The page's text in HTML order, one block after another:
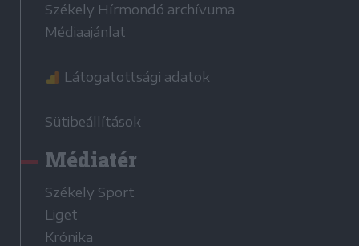
Székely Hírmondó archívuma
Médiaajánlat
Látogatottsági adatok
Sütibeállítások
Médiatér
Székely Sport
Liget
Krónika